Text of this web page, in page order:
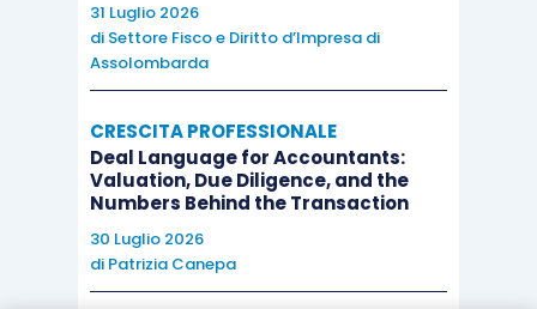
31 Luglio 2026
di Settore Fisco e Diritto d’Impresa di
Assolombarda
CRESCITA PROFESSIONALE
Deal Language for Accountants:
Valuation, Due Diligence, and the
Numbers Behind the Transaction
30 Luglio 2026
di Patrizia Canepa